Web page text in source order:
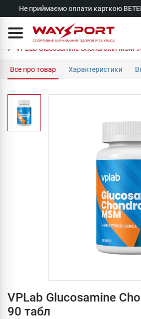
Не приймаємо оплати карткою
VPLab Glucosamine Chondroitin MSM
Все про товар Характеристики
VPLab Glucosamine
90 табл